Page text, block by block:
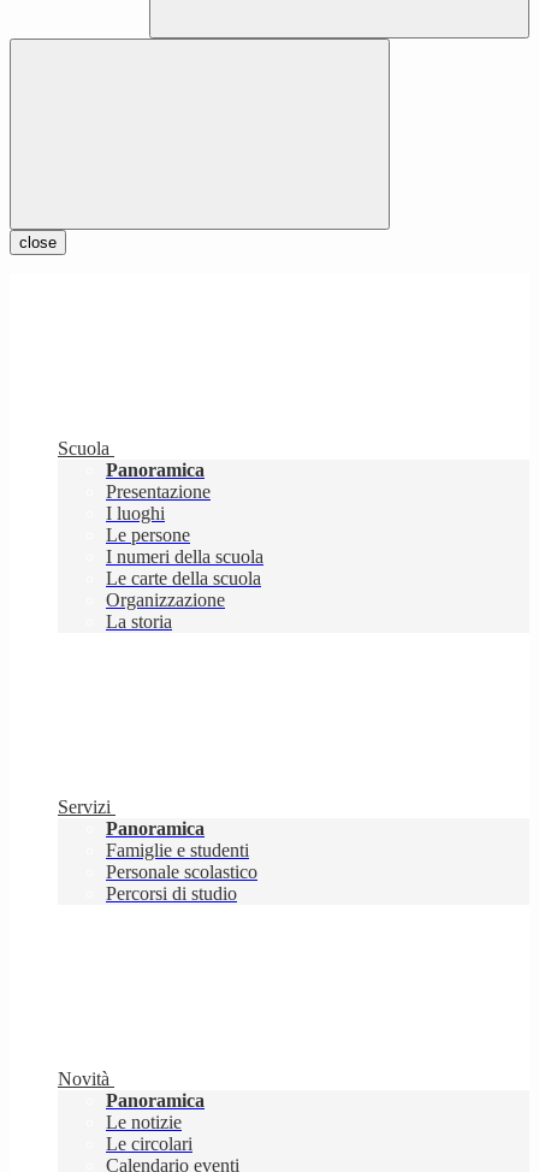
close
Scuola
Panoramica
Presentazione
I luoghi
Le persone
I numeri della scuola
Le carte della scuola
Organizzazione
La storia
Servizi
Panoramica
Famiglie e studenti
Personale scolastico
Percorsi di studio
Novità
Panoramica
Le notizie
Le circolari
Calendario eventi